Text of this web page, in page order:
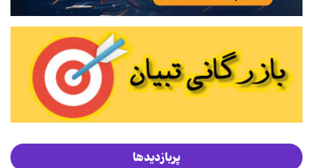
پربازدیدها